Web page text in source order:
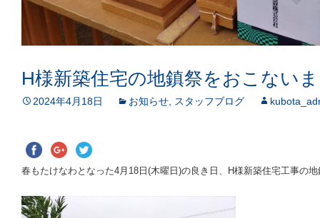
H様新築住宅の地鎮祭をおこない
2024年4月18日 お知らせ スタッフブログ
春もたけなわとなった4月18日(木曜日)の良き日、H様新築住宅工事の